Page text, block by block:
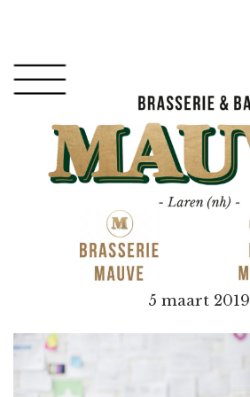
hoofdnavigatie
hoofd
inhoud
Mauve
5 maart 2019